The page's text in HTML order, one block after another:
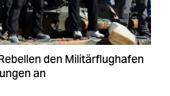
den Militärflughafen
an